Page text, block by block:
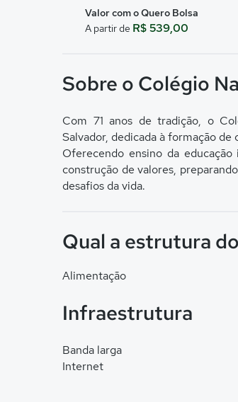
Valor com o Quero Bolsa
A partir de R$ 539,00
Sobre o Colégio
Com 71 anos de tradição, o
Salvador, dedicada à formação de
Oferecendo ensino da
construção de valores,
desafios da vida.
Qual a estrutura
Alimentação
Infraestrutura
Banda larga
Internet